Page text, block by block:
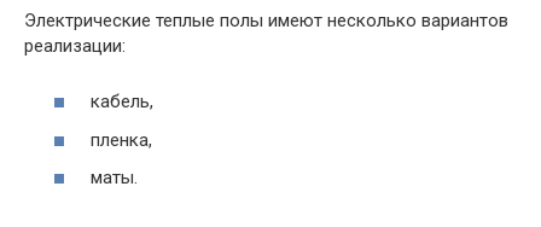
Электрические теплые полы имеют несколько вариантов
реализации:
кабель,
пленка,
маты.